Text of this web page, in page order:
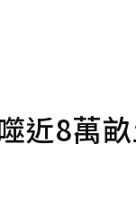
近8萬